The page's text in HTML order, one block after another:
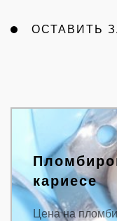
ОСТАВИТЬ
кариесе
Цена на